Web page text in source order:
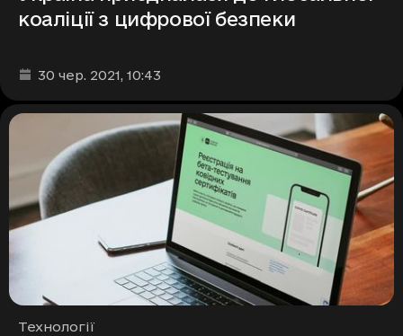
коаліції з цифрової безпеки
Дата та час публікації
30 чер. 2021, 10:43
Рубрики
Технології